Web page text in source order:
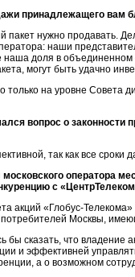
принадлежащего вам
пакет нужно продавать.
наши
доля в
могут быть удачно
на уровне Совета
вопрос о законности
так как все сроки
оператора
с
акций «Глобус-Телекома»
Москвы,
бы сказать, что владение
и эффективней
а о возможном